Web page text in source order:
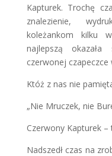
Kapturek. Trochę
znalezienie,
koleżankom kilku
najlepszą
czerwonej czapeczce
Któż z nas nie
„Nie Mruczek, nie
Czerwony Kapturek –
Nadszedł czas na